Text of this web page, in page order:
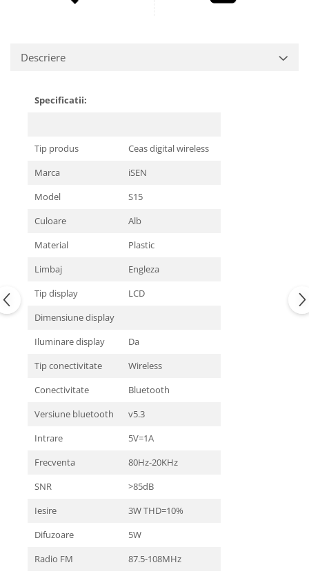
Descriere
Specificatii:
Tip produs
Ceas digital wireless
Marca
iSEN
Model
S15
Culoare
Alb
Material
Plastic
Limbaj
Engleza
Tip display
LCD
Dimensiune display
Iluminare display
Da
Tip conectivitate
Wireless
Conectivitate
Bluetooth
Versiune bluetooth
v5.3
Intrare
5V=1A
Frecventa
80Hz-20KHz
SNR
>85dB
Iesire
3W THD=10%
Difuzoare
5W
Radio FM
87.5-108MHz